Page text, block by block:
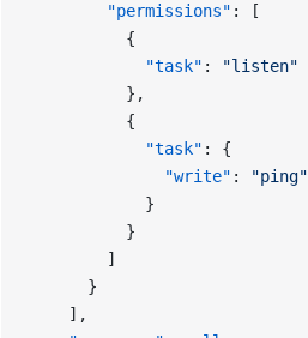
        "permissions"
: [
          {
            "task"
:
"listen"
          },
          {
            "task"
: {
              "write"
:
"ping"
            }
          }
        ]
      }
    ],